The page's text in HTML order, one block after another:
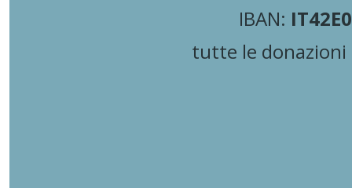
IBAN:
tutte le donazioni